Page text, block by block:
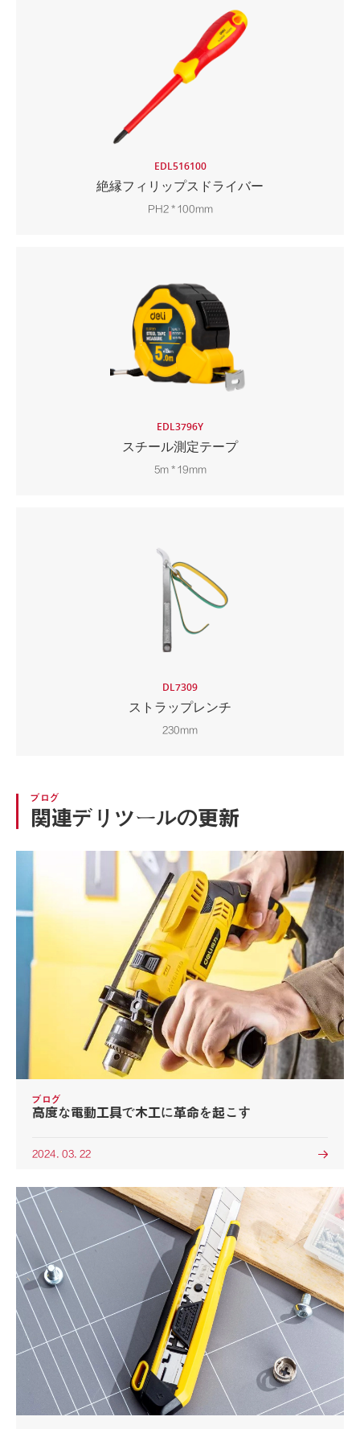
EDL516100
絶縁フィリップスドライバー
PH2 * 100mm
EDL3796Y
スチール測定テープ
5m * 19mm
DL7309
ストラップレンチ
230mm
ブログ
関連デリツールの更新
ブログ
高度な電動工具で木工に革命を起こす
2024. 03. 22 